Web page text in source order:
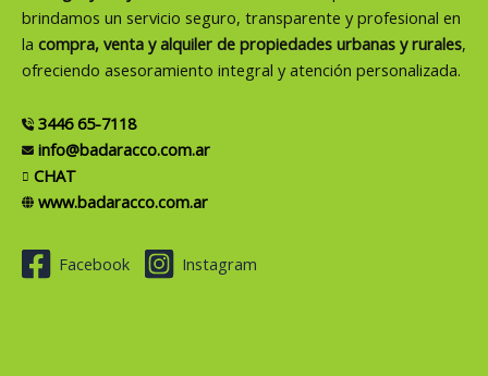
brindamos un servicio seguro, transparente y profesional en
la compra, venta y alquiler de propiedades urbanas y rurales,
ofreciendo asesoramiento integral y atención personalizada.
3446 65-7118
info@badaracco.com.ar
CHAT
www.badaracco.com.ar
Facebook Instagram